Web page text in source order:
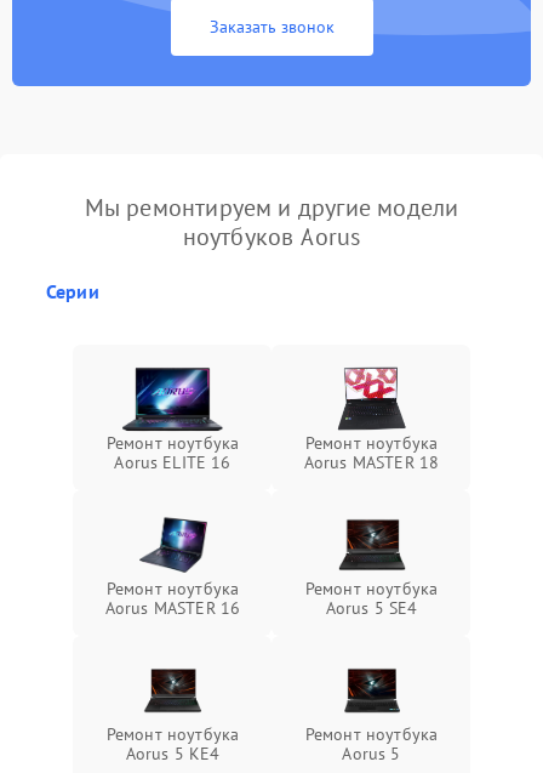
Заказать звонок
Мы ремонтируем и другие модели
ноутбуков Aorus
Серии
Ремонт ноутбука
Aorus ELITE 16
Ремонт ноутбука
Aorus MASTER 18
Ремонт ноутбука
Aorus MASTER 16
Ремонт ноутбука
Aorus 5 SE4
Ремонт ноутбука
Aorus 5 KE4
Ремонт ноутбука
Aorus 5